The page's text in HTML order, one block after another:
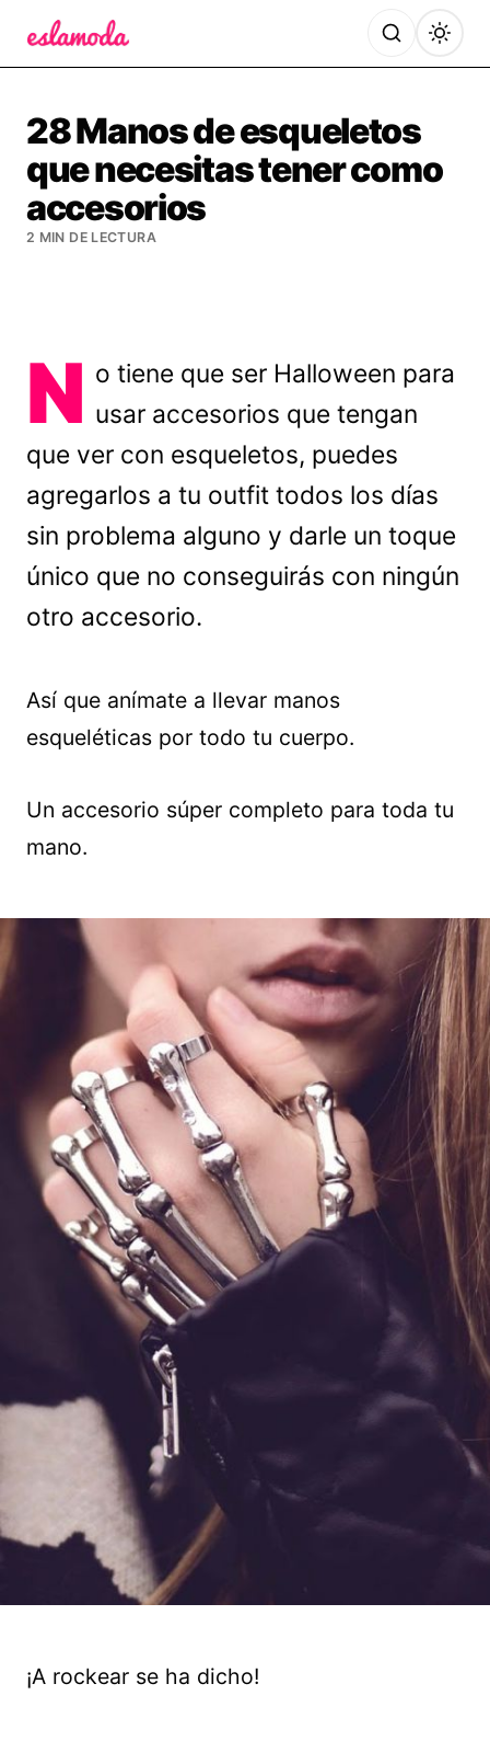
28 Manos de esqueletos
que necesitas tener como
accesorios
2 MIN DE LECTURA
N o tiene que ser Halloween para
usar accesorios que tengan
que ver con esqueletos, puedes
agregarlos a tu outfit todos los días
sin problema alguno y darle un toque
único que no conseguirás con ningún
otro accesorio.
Así que anímate a llevar manos
esqueléticas por todo tu cuerpo.
Un accesorio súper completo para toda tu
mano.
¡A rockear se ha dicho!